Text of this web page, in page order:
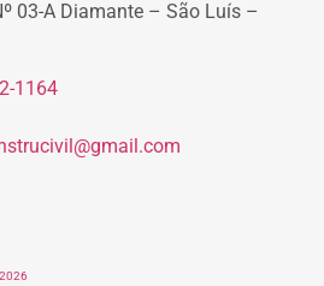
03-A Diamante – São Luís –
1164